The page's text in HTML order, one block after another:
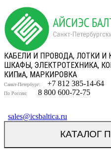
КАБЕЛИ И ПРОВОДА, ЛОТКИ И
ШКАФЫ, ЭЛЕКТРОТЕХНИКА,
КИПиА, МАРКИРОВКА
Санкт-Петербург: +7 812 385-14-64
По России: 8 800 600-72-75
sales@icsbaltica.ru
КАТАЛОГ